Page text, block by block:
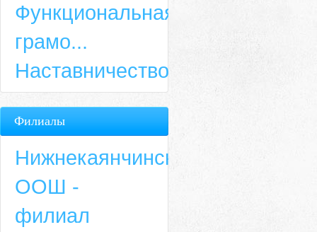
Функциональная
грамо...
Наставничество
Филиалы
Нижнекаянчинская
ООШ -
филиал